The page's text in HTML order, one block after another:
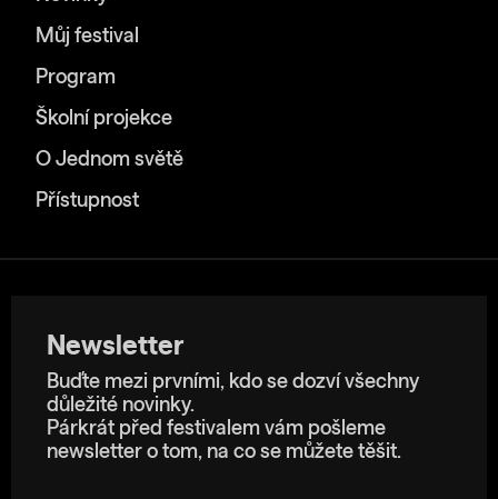
Můj festival
Program
Školní projekce
O Jednom světě
Přístupnost
Newsletter
Buďte mezi prvními, kdo se dozví všechny
důležité novinky.
Párkrát před festivalem vám pošleme
newsletter o tom, na co se můžete těšit.